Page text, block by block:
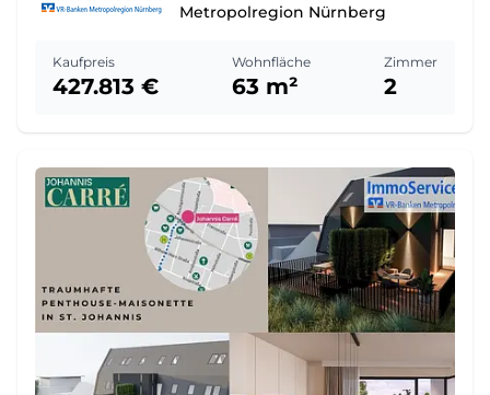
Metropolregion Nürnberg
Kaufpreis
427.813 €
Wohnfläche
63 m²
Zimmer
2